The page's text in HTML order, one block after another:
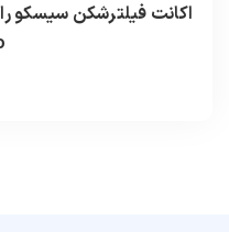
اکانت فیلترشکن سیسکو